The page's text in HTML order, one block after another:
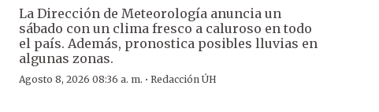
La Dirección de Meteorología anuncia un
sábado con un clima fresco a caluroso en todo
el país. Además, pronostica posibles lluvias en
algunas zonas.
Agosto 8, 2026 08:36 a. m. · Redacción ÚH